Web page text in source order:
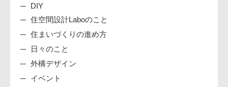
DIY
住空間設計Laboのこと
住まいづくりの進め方
日々のこと
外構デザイン
イベント